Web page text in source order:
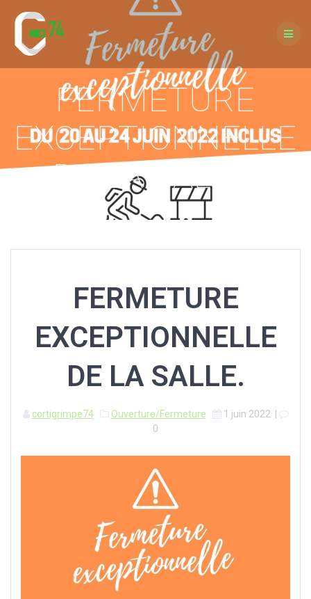
Passer
contenu
FERMETURE
EXCEPTIONNELLE
DE LA SALLE.
FERMETURE
EXCEPTIONNELLE
DE LA SALLE.
cortigrimpe74 Ouverture/Fermeture 1 juin 2022|
0